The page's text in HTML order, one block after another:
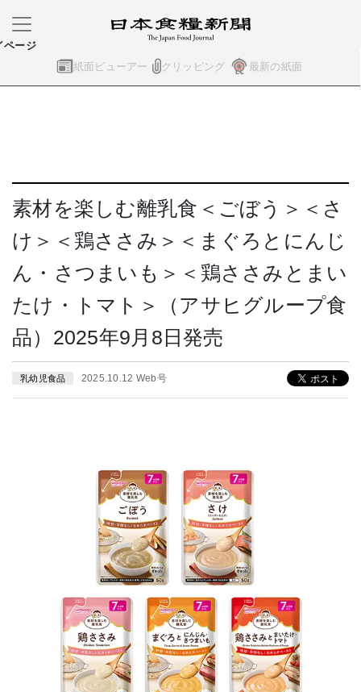
紙面ビューアー クリッピング 最新の紙面
ページ
素材を楽しむ離乳食＜ごぼう＞＜さ
け＞＜鶏ささみ＞＜まぐろとにんじ
ん・さつまいも＞＜鶏ささみとまい
たけ・トマト＞（アサヒグループ食
品）2025年9月8日発売
乳幼児食品 2025.10.12 Web号